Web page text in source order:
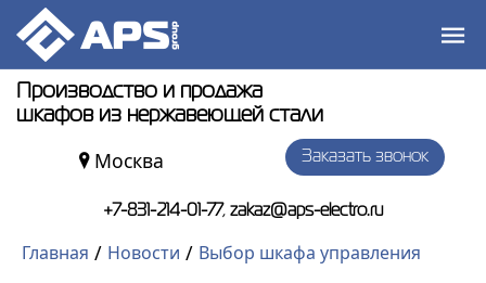
Производство и продажа
шкафов из нержавеющей стали
Москва Заказать звонок
+7-831-214-01-77, zakaz@aps-electro.ru
Главная / Новости / Выбор шкафа управления